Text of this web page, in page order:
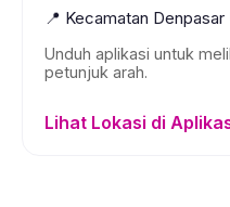
📍 Kecamatan Denpasar
Unduh aplikasi untuk
petunjuk arah.
Lihat Lokasi di